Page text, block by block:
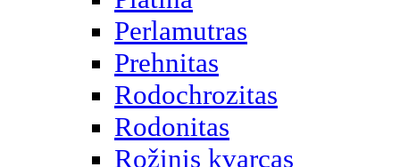
Perlamutras
Prehnitas
Rodochrozitas
Rodonitas
Rožinis kvarcas